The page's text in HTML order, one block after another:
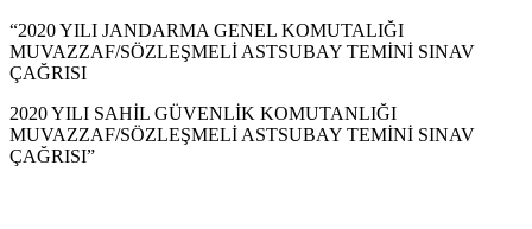
“2020 YILI JANDARMA GENEL KOMUTALIĞI
MUVAZZAF/SÖZLEŞMELİ ASTSUBAY TEMİNİ SINAV
ÇAĞRISI
2020 YILI SAHİL GÜVENLİK KOMUTANLIĞI
MUVAZZAF/SÖZLEŞMELİ ASTSUBAY TEMİNİ SINAV
ÇAĞRISI”